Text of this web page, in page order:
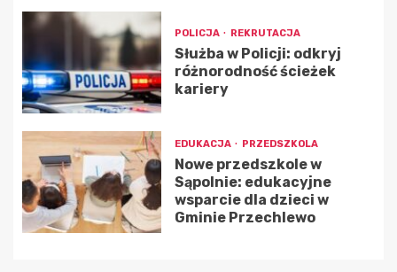
POLICJA REKRUTACJA
Służba w Policji: odkryj
różnorodność ścieżek
kariery
EDUKACJA PRZEDSZKOLA
Nowe przedszkole w
Sąpolnie: edukacyjne
wsparcie dla dzieci w
Gminie Przechlewo